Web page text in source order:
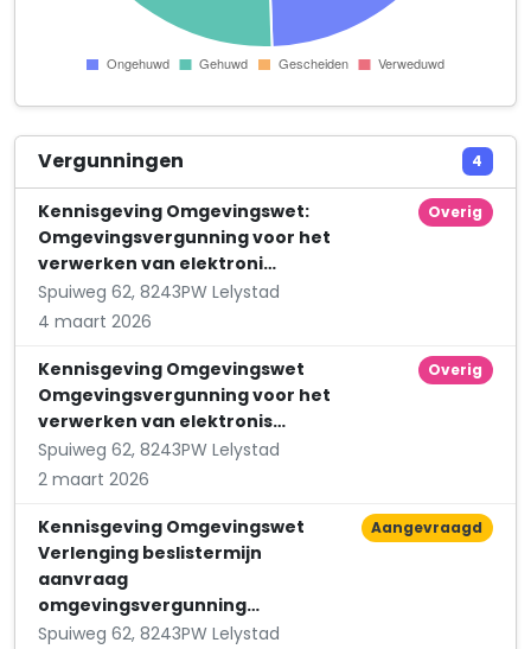
Kolkweg 20 P 36
Lelyfoto
Schutweg 46 P 2
Loodgietersbedrijf De Vos
Zuidersluisweg 69 A 13
Vergunningen 4
Kennisgeving Omgevingswet:
Omgevingsvergunning voor het
verwerken van elektroni…
Spuiweg 62, 8243PW Lelystad
Overig
4 maart 2026
Kennisgeving Omgevingswet
Omgevingsvergunning voor het
verwerken van elektronis…
Spuiweg 62, 8243PW Lelystad
Overig
2 maart 2026
Kennisgeving Omgevingswet
Verlenging beslistermijn
aanvraag
omgevingsvergunning…
Spuiweg 62, 8243PW Lelystad
Aangevraagd